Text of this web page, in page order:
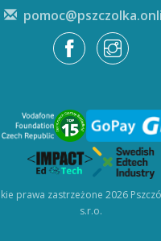
prawa zastrzeżone 2026
s.r.o.